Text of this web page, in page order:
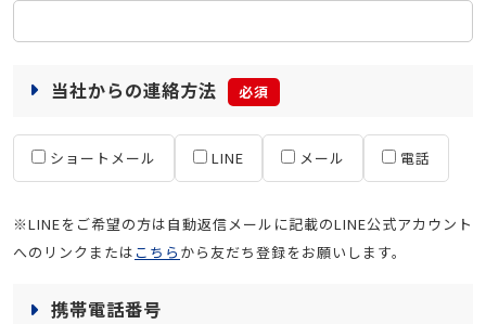
当社からの連絡方法 必須
ショートメール LINE メール 電話
※LINEをご希望の方は自動返信メールに記載のLINE公式アカウント
へのリンクまたは こちら から友だち登録をお願いします。
携帯電話番号